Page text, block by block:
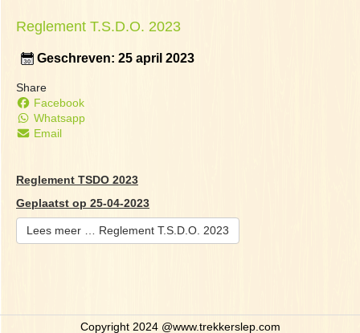
Reglement T.S.D.O. 2023
Geschreven: 25 april 2023
Share
Facebook
Whatsapp
Email
Reglement TSDO 2023
Geplaatst op 25-04-2023
Lees meer … Reglement T.S.D.O. 2023
Copyright 2024 @www.trekkerslep.com